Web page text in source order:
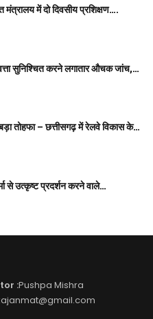
मंत्रालय में दो दिवसीय प्रशिक्षण….
सुनिश्चित करने लगातार औचक जांच,…
तोहफा – छत्तीसगढ़ में रेलवे विकास के…
से उत्कृष्ट प्रदर्शन करने वाले…
:Pushpa Mishra